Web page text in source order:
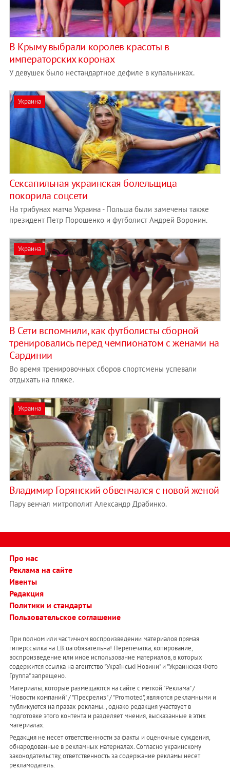
В Крыму выбрали королев красоты в
императорских коронах
У девушек было нестандартное дефиле в купальниках.
Украина
Сексапильная украинская болельщица
покорила соцсети
На трибунах матча Украина - Польша были замечены также
президент Петр Порошенко и футболист Андрей Воронин.
Украина
В Сети вспомнили, как футболисты сборной
тренировались перед чемпионатом с женами на
Сардинии
Во время тренировочных сборов спортсмены успевали
отдыхать на пляже.
Украина
Владимир Горянский обвенчался с новой женой
Пару венчал митрополит Александр Драбинко.
Про нас
Реклама на сайте
Ивенты
Редакция
Политики и стандарты
Пользовательское соглашение
При полном или частичном воспроизведении материалов прямая
гиперссылка на LB.ua обязательна! Перепечатка, копирование,
воспроизведение или иное использование материалов, в которых
содержится ссылка на агентство "Українськi Новини" и "Украинская Фото
Группа" запрещено.
Материалы, которые размещаются на сайте с меткой "Реклама" /
"Новости компаний" / "Пресрелиз" / "Promoted", являются рекламными и
публикуются на правах рекламы. , однако редакция участвует в
подготовке этого контента и разделяет мнения, высказанные в этих
материалах.
Редакция не несет ответственности за факты и оценочные суждения,
обнародованные в рекламных материалах. Согласно украинскому
законодательству, ответственность за содержание рекламы несет
рекламодатель.